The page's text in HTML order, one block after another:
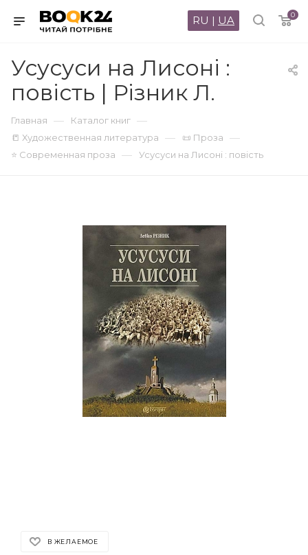
0
RU | UA
Усусуси на Лисоні :
повість | Різник Л.
Главная — Каталог книг —
📒 Художественная литература — 📜 Проза —
⭐ Современная проза — Усусуси на Лисоні : повість
В ЖЕЛАЕМОЕ